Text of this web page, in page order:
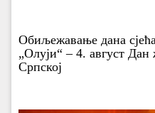
Обиљежавање дана
„Олуји“ – 4. август
Српској